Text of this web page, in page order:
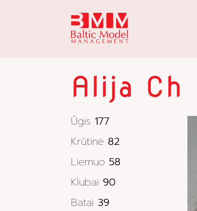
Alija Ch
Ūgis 177
Krūtinė 82
Liemuo 58
Klubai 90
Batai 39